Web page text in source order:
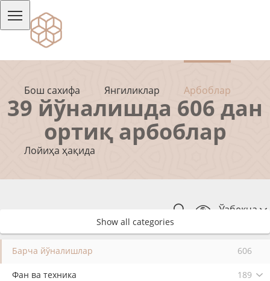
Бош сахифа Янгиликлар Арбоблар
Лойиҳа ҳақида
Ўзбекча
39 йўналишда 606 дан
ортиқ арбоблар
Show all categories
Барча йўналишлар 606
Фан ва техника 189